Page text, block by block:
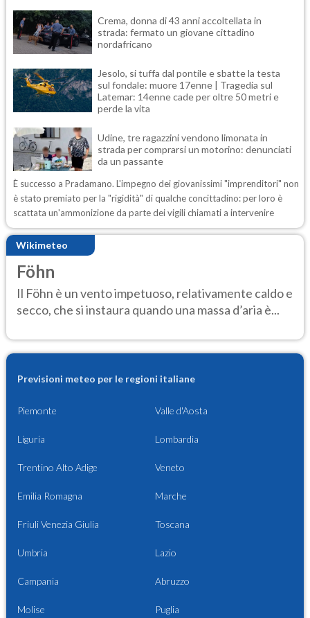
Crema, donna di 43 anni accoltellata in
strada: fermato un giovane cittadino
nordafricano
Jesolo, si tuffa dal pontile e sbatte la testa
sul fondale: muore 17enne | Tragedia sul
Latemar: 14enne cade per oltre 50 metri e
perde la vita
Udine, tre ragazzini vendono limonata in
strada per comprarsi un motorino: denunciati
da un passante
È successo a Pradamano. L'impegno dei giovanissimi "imprenditori" non
è stato premiato per la "rigidità" di qualche concittadino: per loro è
scattata un'ammonizione da parte dei vigili chiamati a intervenire
Wikimeteo
Föhn
Il Föhn è un vento impetuoso, relativamente caldo e
secco, che si instaura quando una massa d’aria è...
Previsioni meteo per le regioni italiane
Piemonte Valle d'Aosta
Liguria Lombardia
Trentino Alto Adige Veneto
Emilia Romagna Marche
Friuli Venezia Giulia Toscana
Umbria Lazio
Campania Abruzzo
Molise Puglia